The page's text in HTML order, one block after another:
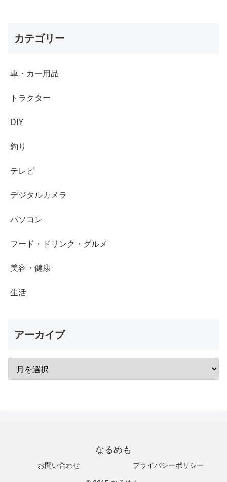
カテゴリー
車・カー用品
トラクター
DIY
釣り
テレビ
デジタルカメラ
パソコン
フード・ドリンク・グルメ
美容・健康
生活
アーカイブ
なるめも
お問い合わせ プライバシーポリシー